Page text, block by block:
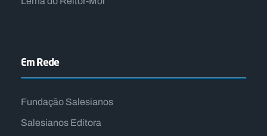
Em Rede
Fundação Salesianos
Salesianos Editora